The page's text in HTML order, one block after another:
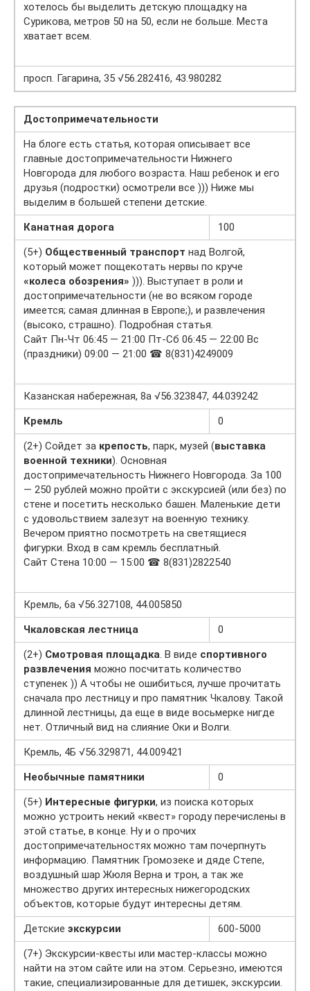
хотелось бы выделить детскую площадку на
Сурикова, метров 50 на 50, если не больше. Места
хватает всем.
просп. Гагарина, 35 √56.282416, 43.980282
Достопримечательности
На блоге есть статья, которая описывает все
главные достопримечательности Нижнего
Новгорода для любого возраста. Наш ребенок и его
друзья (подростки) осмотрели все ))) Ниже мы
выделим в большей степени детские.
Канатная дорога
100
(5+) Общественный транспорт над Волгой,
который может пощекотать нервы по круче
«колеса обозрения» ))). Выступает в роли и
достопримечательности (не во всяком городе
имеется; самая длинная в Европе;), и развлечения
(высоко, страшно). Подробная статья.
Сайт Пн-Чт 06:45 — 21:00 Пт-Сб 06:45 — 22:00 Вс
(праздники) 09:00 — 21:00 ☎ 8(831)4249009
Казанская набережная, 8а √56.323847, 44.039242
Кремль
0
(2+) Сойдет за крепость, парк, музей (выставка
военной техники). Основная
достопримечательность Нижнего Новгорода. За 100
— 250 рублей можно пройти с экскурсией (или без) по
стене и посетить несколько башен. Маленькие дети
с удовольствием залезут на военную технику.
Вечером приятно посмотреть на светящиеся
фигурки. Вход в сам кремль бесплатный.
Сайт Стена 10:00 — 15:00 ☎ 8(831)2822540
Кремль, 6а √56.327108, 44.005850
Чкаловская лестница
0
(2+) Смотровая площадка. В виде спортивного
развлечения можно посчитать количество
ступенек )) А чтобы не ошибиться, лучше прочитать
сначала про лестницу и про памятник Чкалову. Такой
длинной лестницы, да еще в виде восьмерке нигде
нет. Отличный вид на слияние Оки и Волги.
Кремль, 4Б √56.329871, 44.009421
Необычные памятники
0
(5+) Интересные фигурки, из поиска которых
можно устроить некий «квест» городу перечислены в
этой статье, в конце. Ну и о прочих
достопримечательностях можно там почерпнуть
информацию. Памятник Громозеке и дяде Степе,
воздушный шар Жюля Верна и трон, а так же
множество других интересных нижегородских
объектов, которые будут интересны детям.
Детские экскурсии
600-5000
(7+) Экскурсии-квесты или мастер-классы можно
найти на этом сайте или на этом. Серьезно, имеются
такие, специализированные для детишек, экскурсии.